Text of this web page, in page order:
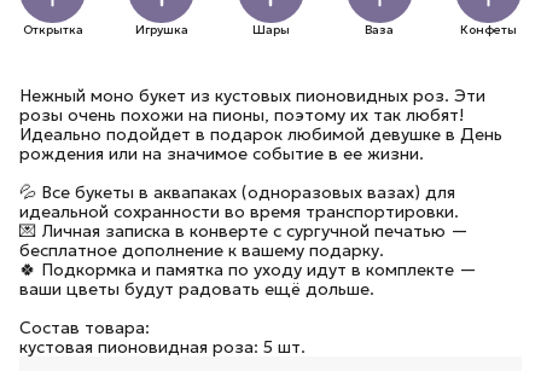
Открытка Игрушка Шары Ваза Конфеты
Нежный моно букет из кустовых пионовидных роз. Эти
розы очень похожи на пионы, поэтому их так любят!
Идеально подойдет в подарок любимой девушке в День
рождения или на значимое событие в ее жизни.
💦 Все букеты в аквапаках (одноразовых вазах) для
идеальной сохранности во время транспортировки.
💌 Личная записка в конверте с сургучной печатью —
бесплатное дополнение к вашему подарку.
🍀 Подкормка и памятка по уходу идут в комплекте —
ваши цветы будут радовать ещё дольше.
Состав товара:
кустовая пионовидная роза: 5 шт.